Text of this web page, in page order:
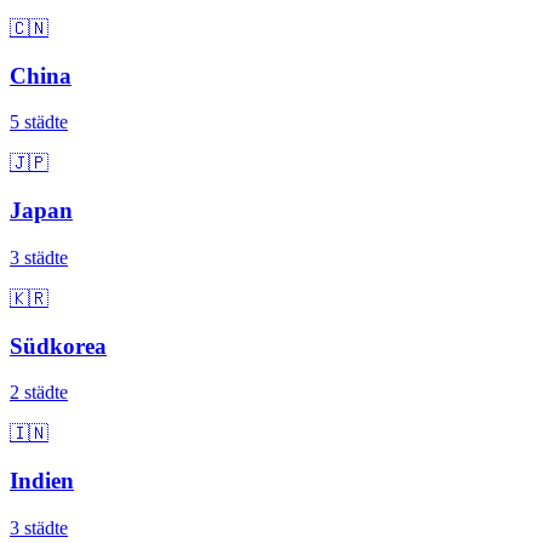
🇨🇳
China
5 städte
🇯🇵
Japan
3 städte
🇰🇷
Südkorea
2 städte
🇮🇳
Indien
3 städte